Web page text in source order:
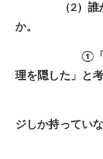
（2）誰がこ
か。
①「弟子た
理を隠した」と
＊彼らは
ジしか持っていな
＊その姿